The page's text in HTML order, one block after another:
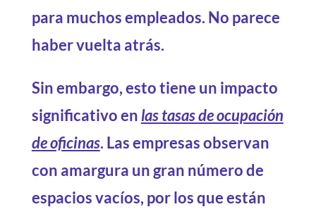
para muchos empleados. No parece
haber vuelta atrás.
Sin embargo, esto tiene un impacto
significativo en las tasas de ocupación
de oficinas. Las empresas observan
con amargura un gran número de
espacios vacíos, por los que están